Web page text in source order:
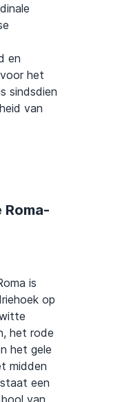
en
het
sindsdien
van
Roma-
is
op
het rode
het gele
midden
een
van